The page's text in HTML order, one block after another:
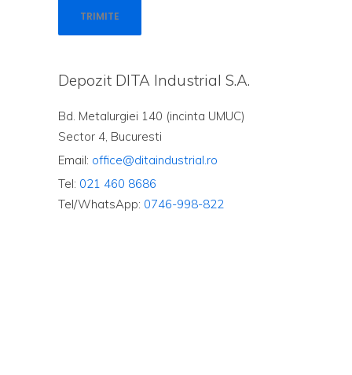
Depozit DITA Industrial S.A.
Bd. Metalurgiei 140 (incinta UMUC)
Sector 4, Bucuresti
Email: office@ditaindustrial.ro
Tel: 021 460 8686
Tel/WhatsApp: 0746-998-822